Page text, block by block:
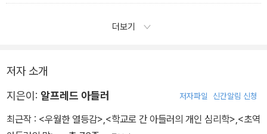
더보기
저자 소개
지은이: 알프레드 아들러 저자파일 신간알림 신청
최근작 : <우월한 열등감>,<학교로 간 아들러의 개인 심리학>,<초역